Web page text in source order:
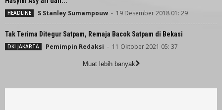
HEADLINE S Stanley Sumampouw - 19 Desember 2018 01: 29
Tak Terima Ditegur Satpam, Remaja Bacok Satpam di Bekasi
DKI JAKARTA Pemimpin Redaksi - 11 Oktober 2021 05: 37
Muat lebih banyak